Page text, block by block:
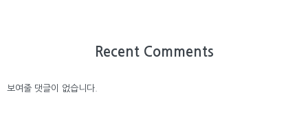
Recent Comments
보여줄 댓글이 없습니다.